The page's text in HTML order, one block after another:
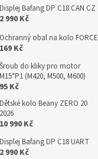
Displej Bafang DP C18 CAN CZ
2 990 Kč
Ochranný obal na kolo FORCE
169 Kč
Šroub do kliky pro motor
M15*P1 (M420, M500, M600)
95 Kč
Dětské kolo Beany ZERO 20
2026
10 990 Kč
Displej Bafang DP C18 UART
2 990 Kč